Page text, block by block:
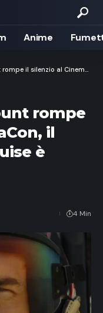
Anime
CinemaCon, il sequel con Tom Cruise è realtà
rompe
il
è
4 Min